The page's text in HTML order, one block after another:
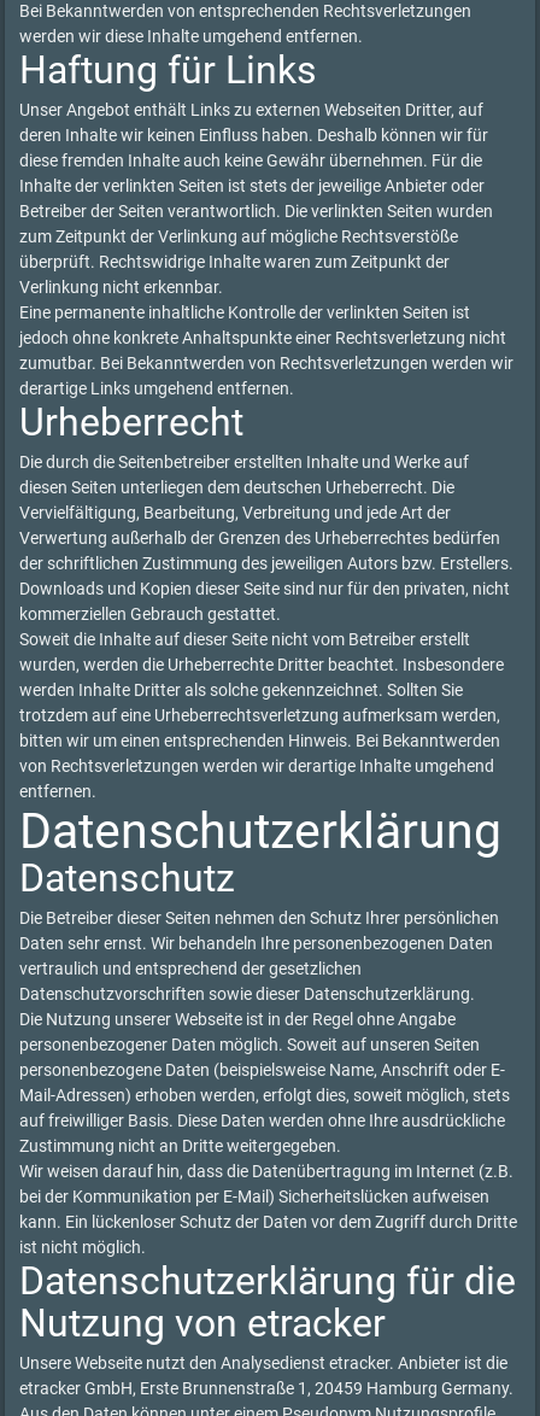
Bei Bekanntwerden von entsprechenden Rechtsverletzungen
werden wir diese Inhalte umgehend entfernen.
Haftung für Links
Unser Angebot enthält Links zu externen Webseiten Dritter, auf
deren Inhalte wir keinen Einfluss haben. Deshalb können wir für
diese fremden Inhalte auch keine Gewähr übernehmen. Für die
Inhalte der verlinkten Seiten ist stets der jeweilige Anbieter oder
Betreiber der Seiten verantwortlich. Die verlinkten Seiten wurden
zum Zeitpunkt der Verlinkung auf mögliche Rechtsverstöße
überprüft. Rechtswidrige Inhalte waren zum Zeitpunkt der
Verlinkung nicht erkennbar.
Eine permanente inhaltliche Kontrolle der verlinkten Seiten ist
jedoch ohne konkrete Anhaltspunkte einer Rechtsverletzung nicht
zumutbar. Bei Bekanntwerden von Rechtsverletzungen werden wir
derartige Links umgehend entfernen.
Urheberrecht
Die durch die Seitenbetreiber erstellten Inhalte und Werke auf
diesen Seiten unterliegen dem deutschen Urheberrecht. Die
Vervielfältigung, Bearbeitung, Verbreitung und jede Art der
Verwertung außerhalb der Grenzen des Urheberrechtes bedürfen
der schriftlichen Zustimmung des jeweiligen Autors bzw. Erstellers.
Downloads und Kopien dieser Seite sind nur für den privaten, nicht
kommerziellen Gebrauch gestattet.
Soweit die Inhalte auf dieser Seite nicht vom Betreiber erstellt
wurden, werden die Urheberrechte Dritter beachtet. Insbesondere
werden Inhalte Dritter als solche gekennzeichnet. Sollten Sie
trotzdem auf eine Urheberrechtsverletzung aufmerksam werden,
bitten wir um einen entsprechenden Hinweis. Bei Bekanntwerden
von Rechtsverletzungen werden wir derartige Inhalte umgehend
entfernen.
Datenschutzerklärung
Datenschutz
Die Betreiber dieser Seiten nehmen den Schutz Ihrer persönlichen
Daten sehr ernst. Wir behandeln Ihre personenbezogenen Daten
vertraulich und entsprechend der gesetzlichen
Datenschutzvorschriften sowie dieser Datenschutzerklärung.
Die Nutzung unserer Webseite ist in der Regel ohne Angabe
personenbezogener Daten möglich. Soweit auf unseren Seiten
personenbezogene Daten (beispielsweise Name, Anschrift oder E-
Mail-Adressen) erhoben werden, erfolgt dies, soweit möglich, stets
auf freiwilliger Basis. Diese Daten werden ohne Ihre ausdrückliche
Zustimmung nicht an Dritte weitergegeben.
Wir weisen darauf hin, dass die Datenübertragung im Internet (z.B.
bei der Kommunikation per E-Mail) Sicherheitslücken aufweisen
kann. Ein lückenloser Schutz der Daten vor dem Zugriff durch Dritte
ist nicht möglich.
Datenschutzerklärung für die
Nutzung von etracker
Unsere Webseite nutzt den Analysedienst etracker. Anbieter ist die
etracker GmbH, Erste Brunnenstraße 1, 20459 Hamburg Germany.